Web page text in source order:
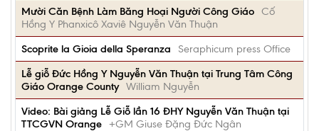
Mười Căn Bệnh Làm Băng Hoại Người Công Giáo Cố
Hồng Y Phanxicô Xaviê Nguyễn Văn Thuận
Scoprite la Gioia della Speranza
Seraphicum press Office
Lễ giỗ Đức Hồng Y Nguyễn Văn Thuận tại Trung Tâm Công
Giáo Orange County William Nguyễn
Video: Bài giảng Lễ Giỗ lần 16 ĐHY Nguyễn Văn Thuận tại
TTCGVN Orange +GM Giuse Đặng Đức Ngân